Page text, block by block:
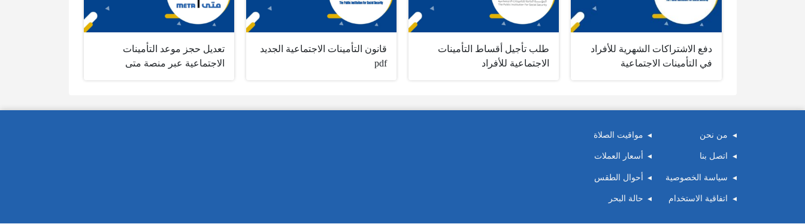
دفع الاشتراكات الشهرية للأفراد
في التأمينات الاجتماعية
طلب تأجيل أقساط التأمينات
الاجتماعية للأفراد
قانون التأمينات الاجتماعية الجديد
pdf
تعديل حجز موعد التأمينات
الاجتماعية عبر منصة متى
من نحن
اتصل بنا
سياسة الخصوصية
اتفاقية الاستخدام
مواقيت الصلاة
أسعار العملات
أحوال الطقس
حالة البحر